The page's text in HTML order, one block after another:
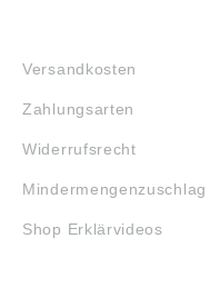
Versandkosten
Zahlungsarten
Widerrufsrecht
Mindermengenzuschlag
Shop Erklärvideos